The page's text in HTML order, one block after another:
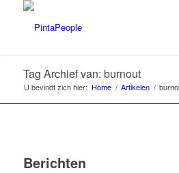
Tag Archief van: burnout
U bevindt zich hier: Home / Artikelen /
Berichten